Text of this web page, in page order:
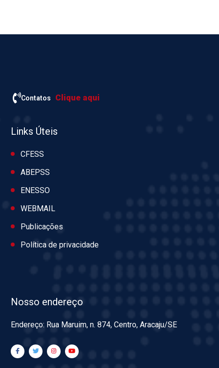
Contatos Clique aqui
Links Úteis
CFESS
ABEPSS
ENESSO
WEBMAIL
Publicações
Política de privacidade
Nosso endereço
Endereço: Rua Maruim, n. 874, Centro, Aracaju/SE